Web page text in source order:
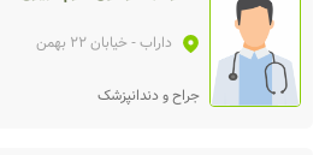
داراب- خیابان 22 بهمن
جراح و دندانپزشک